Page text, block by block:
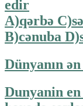
edir
A)qərbə
B)cənuba
Dünyanın
Dunyanin